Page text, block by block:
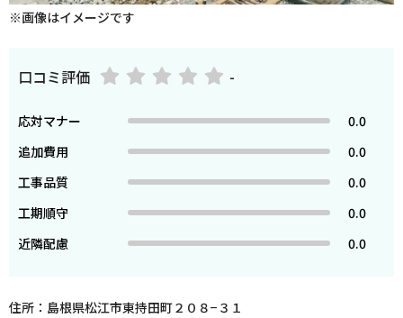
※画像はイメージです
口コミ評価 -
応対マナー
0.0
追加費用
0.0
工事品質
0.0
工期順守
0.0
近隣配慮
0.0
住所：島根県松江市東持田町２０８−３１